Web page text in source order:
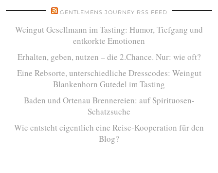
GENTLEMENS JOURNEY RSS FEED
Weingut Gesellmann im Tasting: Humor, Tiefgang und
entkorkte Emotionen
Erhalten, geben, nutzen – die 2.Chance. Nur: wie oft?
Eine Rebsorte, unterschiedliche Dresscodes: Weingut
Blankenhorn Gutedel im Tasting
Baden und Ortenau Brennereien: auf Spirituosen-
Schatzsuche
Wie entsteht eigentlich eine Reise-Kooperation für den
Blog?